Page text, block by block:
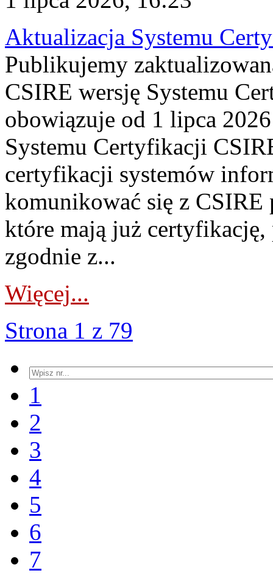
Aktualizacja Systemu
Publikujemy
CSIRE wersję Systemu
obowiązuje od 1 lipca
Systemu Certyfikacji
certyfikacji systemów
komunikować się z
które mają już
zgodnie z...
Więcej...
Strona 1 z 79
1
2
3
4
5
6
7